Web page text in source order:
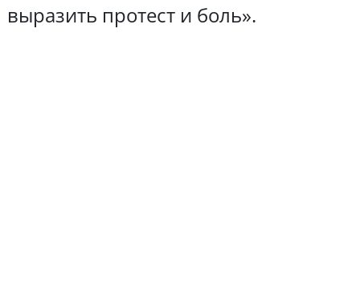
выразить протест и боль».